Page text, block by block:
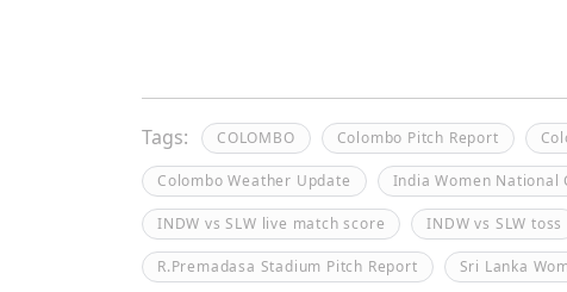
Tags: COLOMBO Colombo Pitch Report
Colombo Weather Update India Women National
INDW vs SLW live match score INDW vs SLW toss
R.Premadasa Stadium Pitch Report Sri Lanka